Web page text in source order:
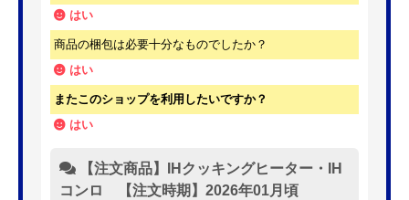
はい
商品の梱包は必要十分なものでしたか？
はい
またこのショップを利用したいですか？
はい
【注文商品】IHクッキングヒーター・IH
コンロ 【注文時期】2026年01月頃